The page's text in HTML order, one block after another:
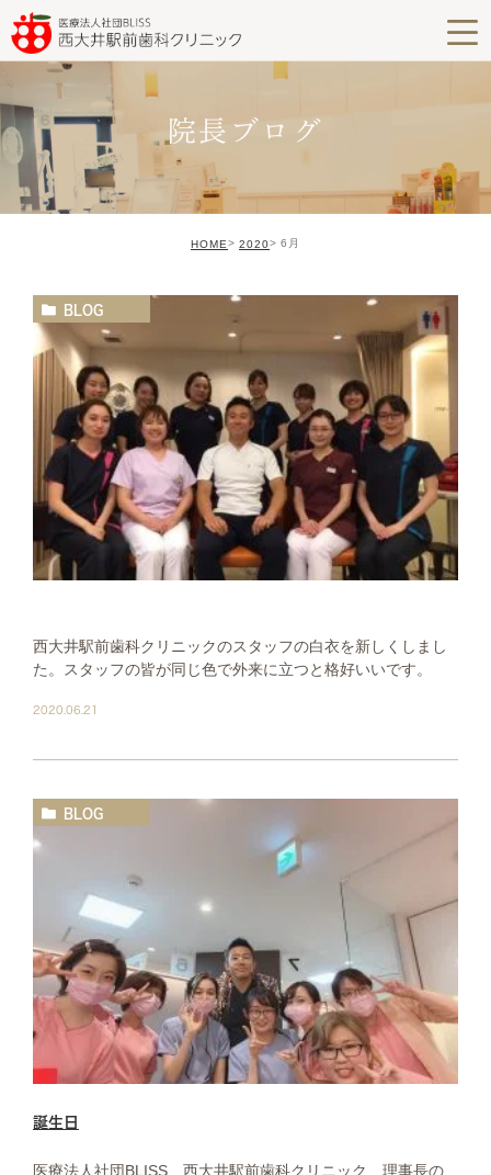
院長ブログ
HOME 2020 6月
BLOG
西大井駅前歯科クリニックのスタッフの白衣を新しくしまし
た。スタッフの皆が同じ色で外来に立つと格好いいです。
2020.06.21
BLOG
誕生日
医療法人社団BLISS 西大井駅前歯科クリニック 理事長の